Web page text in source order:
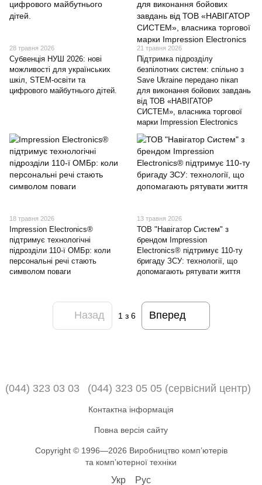
28 травня 2026
Субвенція НУШ 2026: нові
можливості для українських
шкіл, STEM-освіти та
цифрового майбутнього дітей.
21 травня 2026
Підтримка підрозділу
безпілотних систем: спільно з
Save Ukraine передано пікап
для виконання бойових завдань
від ТОВ «НАВІГАТОР
СИСТЕМ», власника торгової
марки Impression Electronics
18 травня 2026
Impression Electronics®
підтримує технологічні
підрозділи 110-ї ОМБр: коли
персональні речі стають
символом поваги
13 травня 2026
ТОВ "Навігатор Систем" з
брендом Impression
Electronics® підтримує 110-ту
бригаду ЗСУ: технології, що
допомагають рятувати життя
Назад 1 з 6 Вперед
(044) 323 03 03 (044) 323 05 05 (сервісний центр)
Контактна інформація
Повна версія сайту
Copyright © 1996—2026 Виробництво компʼютерів
та компʼютерної техніки
Укр Рус